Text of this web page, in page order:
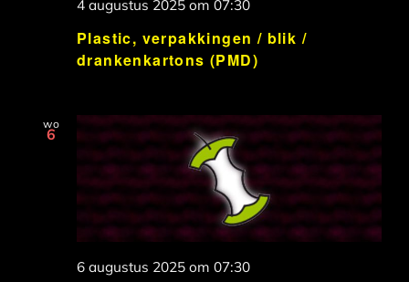
Plastic, verpakkingen / blik /
drankenkartons (PMD)
4 augustus 2025 om 07:30
wo
6
6 augustus 2025 om 07:30